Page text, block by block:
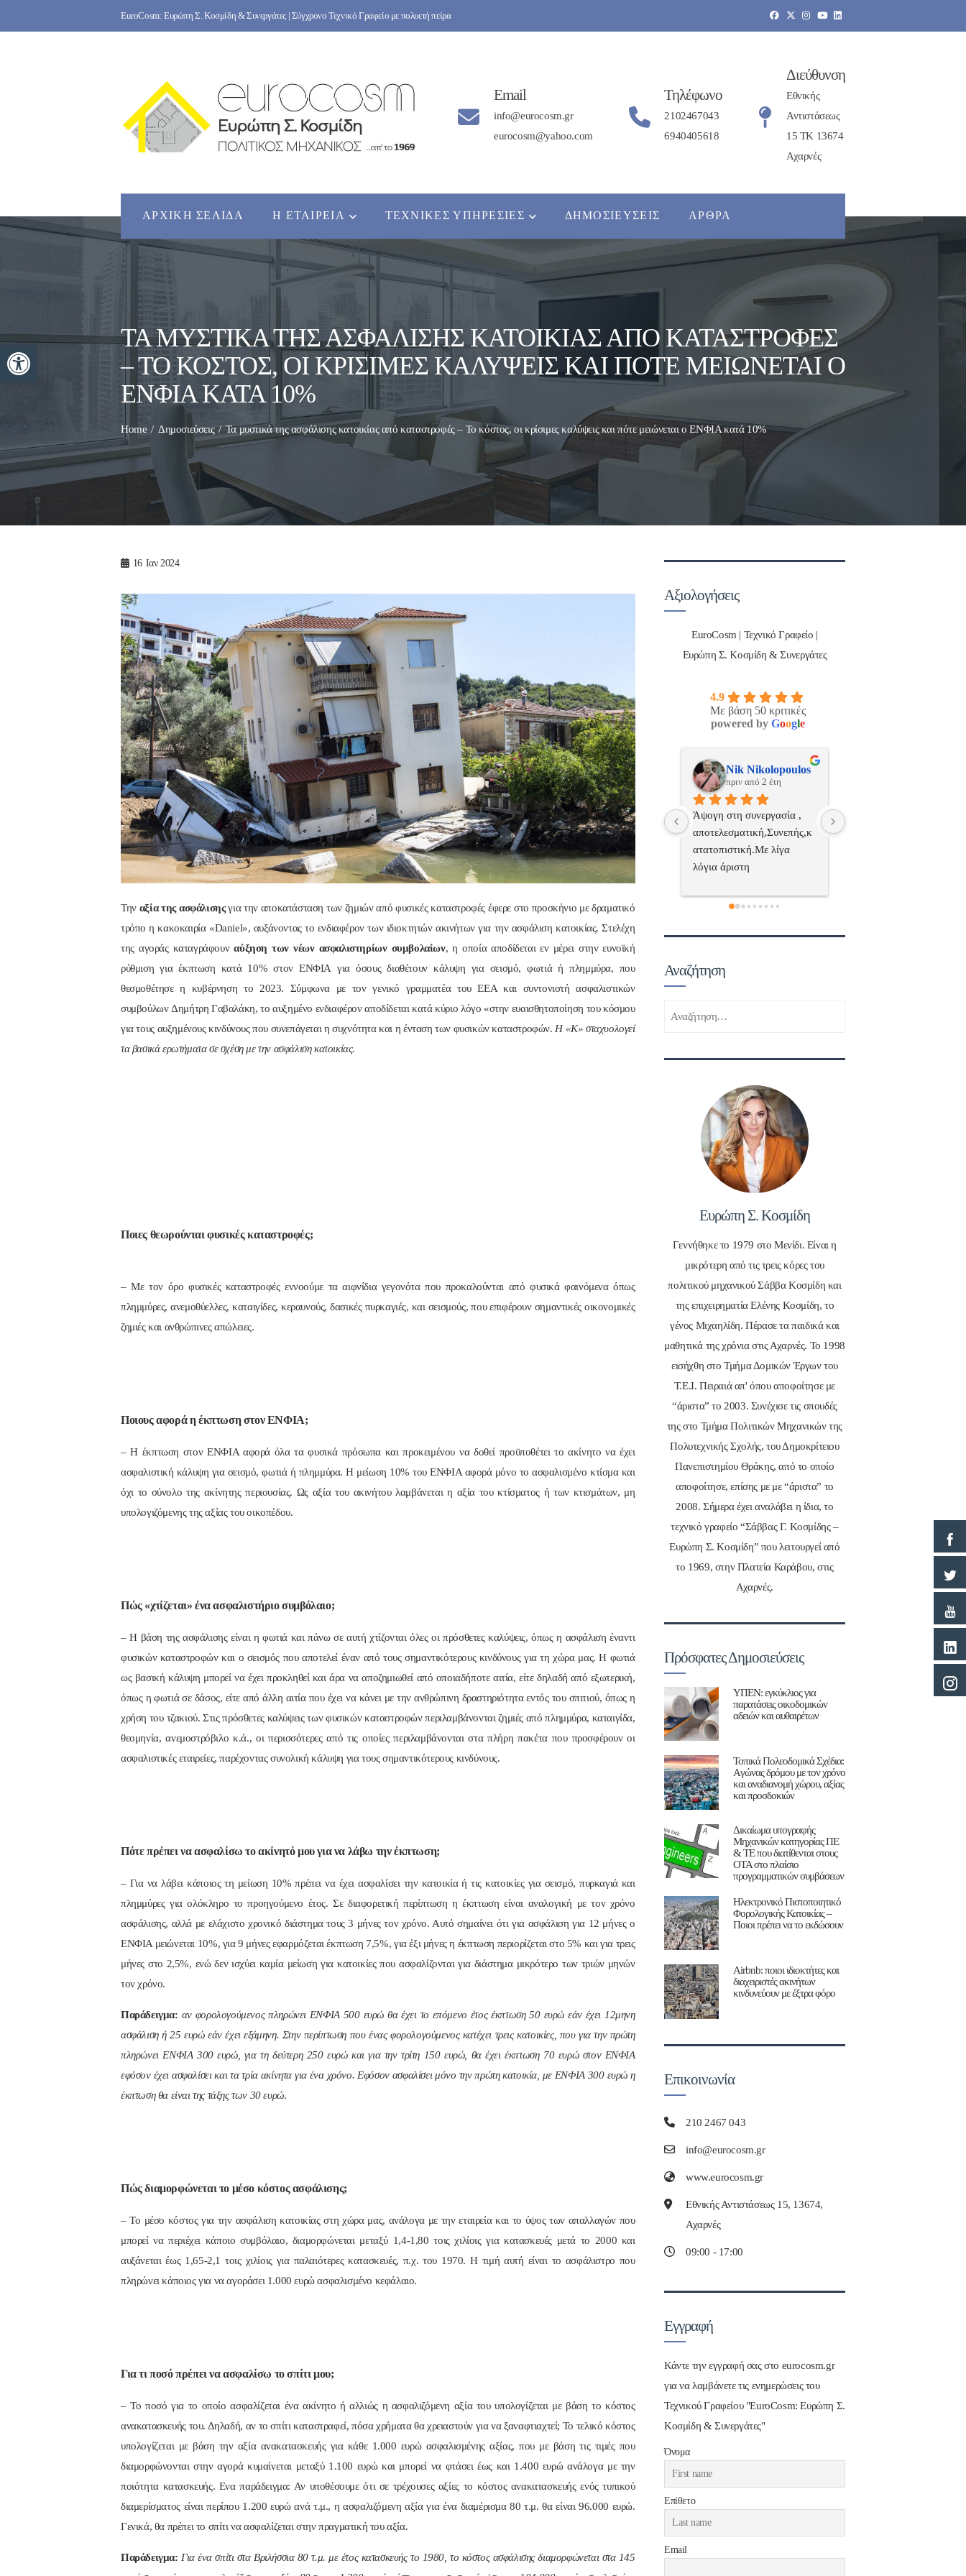
Ανοίξτε τη γραμμή εργαλείων
to
EuroCosm: Ευρώπη Σ. Κοσμίδη & Συνεργάτες | Σύγχρονο Τεχνικό Γραφείο με πολυετή πείρα
Email
info@eurocosm.gr
eurocosm@yahoo.com
Τηλέφωνο
2102467043
6940405618
Διεύθυνση
Εθνικής
Αντιστάσεως
15 ΤΚ 13674
Αχαρνές
ΑΡΧΙΚΉ ΣΕΛΊΔΑ Η ΕΤΑΙΡΕΊΑ ΤΕΧΝΙΚΈΣ ΥΠΗΡΕΣΊΕΣ ΔΗΜΟΣΙΕΎΣΕΙΣ ΆΡΘΡΑ
ΤΑ ΜΥΣΤΙΚΆ ΤΗΣ ΑΣΦΆΛΙΣΗΣ ΚΑΤΟΙΚΊΑΣ ΑΠΌ ΚΑΤΑΣΤΡΟΦΈΣ
– ΤΟ ΚΌΣΤΟΣ, ΟΙ ΚΡΊΣΙΜΕΣ ΚΑΛΎΨΕΙΣ ΚΑΙ ΠΌΤΕ ΜΕΙΏΝΕΤΑΙ Ο
ΕΝΦΙΑ ΚΑΤΆ 10%
Home Δημοσιεύσεις Τα μυστικά της ασφάλισης κατοικίας από καταστροφές – Το κόστος, οι κρίσιμες καλύψεις και πότε μειώνεται ο ΕΝΦΙΑ κατά 10%
16 Ιαν 2024
Την αξία της ασφάλισηςγια την αποκατάσταση των ζημιών από φυσικές καταστροφές έφερε στο προσκήνιο με δραματικό
τρόπο η κακοκαιρία «Daniel», αυξάνοντας το ενδιαφέρον των ιδιοκτητών ακινήτων για την ασφάλιση κατοικίας. Στελέχη
της αγοράς καταγράφουναύξηση των νέων ασφαλιστηρίων συμβολαίων, η οποία αποδίδεται εν μέρει στην ευνοϊκή
ρύθμιση για έκπτωση κατά 10% στον ΕΝΦΙΑ για όσους διαθέτουν κάλυψη για σεισμό, φωτιά ή πλημμύρα, που
θεσμοθέτησε η κυβέρνηση το 2023. Σύμφωνα με τον γενικό γραμματέα του ΕΕΑ και συντονιστή ασφαλιστικών
συμβούλων Δημήτρη Γαβαλάκη, το αυξημένο ενδιαφέρον αποδίδεται κατά κύριο λόγο «στην ευαισθητοποίηση του κόσμου
για τους αυξημένους κινδύνους που συνεπάγεται η συχνότητα και η ένταση των φυσικών καταστροφών. Η «Κ» σταχυολογεί
τα βασικά ερωτήματα σε σχέση με την ασφάλιση κατοικίας.
Ποιες θεωρούνται φυσικές καταστροφές;
– Με τον όρο φυσικές καταστροφές εννοούμε τα αιφνίδια γεγονότα που προκαλούνται από φυσικά φαινόμενα όπως
πλημμύρες, ανεμοθύελλες, καταιγίδες, κεραυνούς, δασικές πυρκαγιές, και σεισμούς, που επιφέρουν σημαντικές οικονομικές
ζημιές και ανθρώπινες απώλειες.
Ποιους αφορά η έκπτωση στον ΕΝΦΙΑ;
– Η έκπτωση στον ΕΝΦΙΑ αφορά όλα τα φυσικά πρόσωπα και προκειμένου να δοθεί προϋποθέτει το ακίνητο να έχει
ασφαλιστική κάλυψη για σεισμό, φωτιά ή πλημμύρα. Η μείωση 10% του ΕΝΦΙΑ αφορά μόνο το ασφαλισμένο κτίσμα και
όχι το σύνολο της ακίνητης περιουσίας. Ως αξία του ακινήτου λαμβάνεται η αξία του κτίσματος ή των κτισμάτων, μη
υπολογιζόμενης της αξίας του οικοπέδου.
Πώς «χτίζεται» ένα ασφαλιστήριο συμβόλαιο;
– Η βάση της ασφάλισης είναι η φωτιά και πάνω σε αυτή χτίζονται όλες οι πρόσθετες καλύψεις, όπως η ασφάλιση έναντι
φυσικών καταστροφών και ο σεισμός που αποτελεί έναν από τους σημαντικότερους κινδύνους για τη χώρα μας. Η φωτιά
ως βασική κάλυψη μπορεί να έχει προκληθεί και άρα να αποζημιωθεί από οποιαδήποτε αιτία, είτε δηλαδή από εξωτερική,
όπως η φωτιά σε δάσος, είτε από άλλη αιτία που έχει να κάνει με την ανθρώπινη δραστηριότητα εντός του σπιτιού, όπως η
χρήση του τζακιού. Στις πρόσθετες καλύψεις των φυσικών καταστροφών περιλαμβάνονται ζημιές από πλημμύρα, καταιγίδα,
θεομηνία, ανεμοστρόβιλο κ.ά., οι περισσότερες από τις οποίες περιλαμβάνονται στα πλήρη πακέτα που προσφέρουν οι
ασφαλιστικές εταιρείες, παρέχοντας συνολική κάλυψη για τους σημαντικότερους κινδύνους.
Πότε πρέπει να ασφαλίσω το ακίνητό μου για να λάβω την έκπτωση;
– Για να λάβει κάποιος τη μείωση 10% πρέπει να έχει ασφαλίσει την κατοικία ή τις κατοικίες για σεισμό, πυρκαγιά και
πλημμύρες για ολόκληρο το προηγούμενο έτος. Σε διαφορετική περίπτωση η έκπτωση είναι αναλογική με τον χρόνο
ασφάλισης, αλλά με ελάχιστο χρονικό διάστημα τους 3 μήνες τον χρόνο. Αυτό σημαίνει ότι για ασφάλιση για 12 μήνες ο
ΕΝΦΙΑ μειώνεται 10%, για 9 μήνες εφαρμόζεται έκπτωση 7,5%, για έξι μήνες η έκπτωση περιορίζεται στο 5% και για τρεις
μήνες στο 2,5%, ενώ δεν ισχύει καμία μείωση για κατοικίες που ασφαλίζονται για διάστημα μικρότερο των τριών μηνών
τον χρόνο.
Παράδειγμα: αν φορολογούμενος πληρώνει ΕΝΦΙΑ 500 ευρώ θα έχει το επόμενο έτος έκπτωση 50 ευρώ εάν έχει 12μηνη
ασφάλιση ή 25 ευρώ εάν έχει εξάμηνη. Στην περίπτωση που ένας φορολογούμενος κατέχει τρεις κατοικίες, που για την πρώτη
πληρώνει ΕΝΦΙΑ 300 ευρώ, για τη δεύτερη 250 ευρώ και για την τρίτη 150 ευρώ, θα έχει έκπτωση 70 ευρώ στον ΕΝΦΙΑ
εφόσον έχει ασφαλίσει και τα τρία ακίνητα για ένα χρόνο. Εφόσον ασφαλίσει μόνο την πρώτη κατοικία, με ΕΝΦΙΑ 300 ευρώ η
έκπτωση θα είναι της τάξης των 30 ευρώ.
Πώς διαμορφώνεται το μέσο κόστος ασφάλισης;
– Το μέσο κόστος για την ασφάλιση κατοικίας στη χώρα μας, ανάλογα με την εταιρεία και το ύψος των απαλλαγών που
μπορεί να περιέχει κάποιο συμβόλαιο, διαμορφώνεται μεταξύ 1,4-1,80 τοις χιλίοις για κατασκευές μετά το 2000 και
αυξάνεται έως 1,65-2,1 τοις χιλίοις για παλαιότερες κατασκευές, π.χ. του 1970. Η τιμή αυτή είναι το ασφάλιστρο που
πληρώνει κάποιος για να αγοράσει 1.000 ευρώ ασφαλισμένο κεφάλαιο.
Για τι ποσό πρέπει να ασφαλίσω το σπίτι μου;
– Το ποσό για το οποίο ασφαλίζεται ένα ακίνητο ή αλλιώς η ασφαλιζόμενη αξία του υπολογίζεται με βάση το κόστος
ανακατασκευής του. Δηλαδή, αν το σπίτι καταστραφεί, πόσα χρήματα θα χρειαστούν για να ξαναφτιαχτεί; Το τελικό κόστος
υπολογίζεται με βάση την αξία ανακατασκευής για κάθε 1.000 ευρώ ασφαλισμένης αξίας, που με βάση τις τιμές που
διαμορφώνονται στην αγορά κυμαίνεται μεταξύ 1.100 ευρώ και μπορεί να φτάσει έως και 1.400 ευρώ ανάλογα με την
ποιότητα κατασκευής. Ενα παράδειγμα: Αν υποθέσουμε ότι σε τρέχουσες αξίες το κόστος ανακατασκευής ενός τυπικού
διαμερίσματος είναι περίπου 1.200 ευρώ ανά τ.μ., η ασφαλιζόμενη αξία για ένα διαμέρισμα 80 τ.μ. θα είναι 96.000 ευρώ.
Γενικά, θα πρέπει το σπίτι να ασφαλίζεται στην πραγματική του αξία.
Παράδειγμα: Για ένα σπίτι στα Βριλήσσια 80 τ.μ. με έτος κατασκευής το 1980, το κόστος ασφάλισης διαμορφώνεται στα 145
Αξιολογήσεις
EuroCosm | Τεχνικό Γραφείο |
Ευρώπη Σ. Κοσμίδη & Συνεργάτες
4.9
Με βάση 50 κριτικές
powered by Google
Nik Nikolopoulos
πριν από 2 έτη
Άψογη στη συνεργασία ,
αποτελεσματική,Συνεπής,κ
ατατοπιστική.Με λίγα
λόγια άριστη
Επαγγελματίας ,πάντα με
το χαμόγελο.Την
ΣΥΣΤΗΝΩ ανεπιφύλακτα..
ManosBX
πριν από 2 έτη
Επαγγελματίας  Άψογη
συνεργασία
Αναζήτηση
Ευρώπη Σ. Κοσμίδη
Γεννήθηκε το 1979 στο Μενίδι. Είναι η
μικρότερη από τις τρεις κόρες του
πολιτικού μηχανικού Σάββα Κοσμίδη και
της επιχειρηματία Ελένης Κοσμίδη, το
γένος Μιχαηλίδη. Πέρασε τα παιδικά και
μαθητικά της χρόνια στις Αχαρνές. Το 1998
εισήχθη στο Τμήμα Δομικών Έργων του
Τ.Ε.Ι. Πειραιά απ' όπου αποφοίτησε με
“άριστα” το 2003. Συνέχισε τις σπουδές
της στο Τμήμα Πολιτικών Μηχανικών της
Πολυτεχνικής Σχολής, του Δημοκρίτειου
Πανεπιστημίου Θράκης, από το οποίο
αποφοίτησε, επίσης με με “άριστα” το
2008. Σήμερα έχει αναλάβει η ίδια, το
τεχνικό γραφείο “Σάββας Γ. Κοσμίδης –
Ευρώπη Σ. Κοσμίδη” που λειτουργεί από
το 1969, στην Πλατεία Καράβου, στις
Αχαρνές.
Πρόσφατες Δημοσιεύσεις
ΥΠΕΝ: εγκύκλιος για
παρατάσεις οικοδομικών
αδειών και αυθαιρέτων
Τοπικά Πολεοδομικά Σχέδια:
Aγώνας δρόμου με τον χρόνο
και αναδιανομή χώρου, αξίας
και προσδοκιών
Δικαίωμα υπογραφής
Μηχανικών κατηγορίας ΠΕ
& ΤΕ που διατίθενται στους
ΟΤΑ στο πλαίσιο
προγραμματικών συμβάσεων
Ηλεκτρονικό Πιστοποιητικό
Φορολογικής Κατοικίας –
Ποιοι πρέπει να το εκδώσουν
Airbnb: ποιοι ιδιοκτήτες και
διαχειριστές ακινήτων
κινδυνεύουν με έξτρα φόρο
Επικοινωνία
210 2467 043
info@eurocosm.gr
www.eurocosm.gr
Εθνικής Αντιστάσεως 15, 13674,
Αχαρνές
09:00 - 17:00
Εγγραφή
Κάντε την εγγραφή σας στο eurocosm.gr
για να λαμβάνετε τις ενημερώσεις του
Τεχνικού Γραφείου "EuroCosm: Ευρώπη Σ.
Κοσμίδη & Συνεργάτες"
Όνομα
Επίθετο
Email